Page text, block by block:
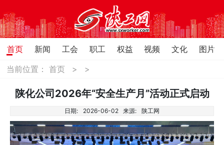
首页 新闻 工会 职工 权益 视频 文化
图片
当前位置：首页 > >
陕化公司2026年“安全生产月”活动正式启动
日期: 2026-06-02 来源: 陕工网